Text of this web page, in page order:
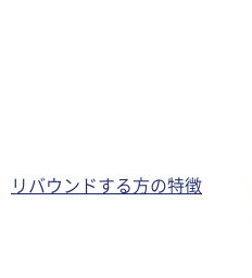
リバウンドする方の特徴